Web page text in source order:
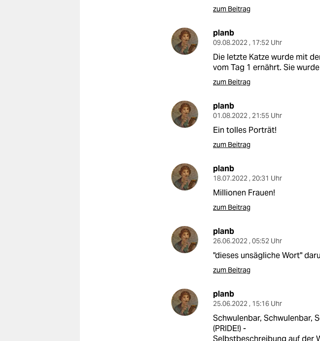
zum Beitrag
planb
09.08.2022 , 17:52 Uhr
Die letzte Katze wurde mit
vom Tag 1 ernährt. Sie
zum Beitrag
planb
01.08.2022 , 21:55 Uhr
Ein tolles Porträt!
zum Beitrag
planb
18.07.2022 , 20:31 Uhr
Millionen Frauen!
zum Beitrag
planb
26.06.2022 , 05:52 Uhr
"dieses unsägliche Wort"
zum Beitrag
planb
25.06.2022 , 15:16 Uhr
Schwulenbar, Schwulenbar,
(PRIDE!) -
Selbstbeschreibung auf der